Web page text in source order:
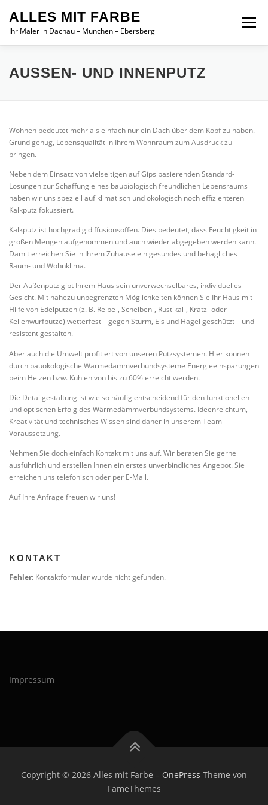
Inhalt
springen
ALLES MIT FARBE
Ihr Maler in Dachau – München – Ebersberg
Menü
STARTSEITE UNSERE LEISTUNGEN
AUSSEN- UND INNENPUTZ
Wohnen bedeutet mehr als einfach nur ein Dach über dem Kopf zu haben.
Grund genug, Lebensqualität in Ihrem Wohnraum zum Ausdruck zu
bringen.
Neben dem Einsatz von vielseitigen auf Gips basierenden Standard-
Lösungen zur Schaffung eines baubiologisch freundlichen Lebensraums
haben wir uns speziell auf klimatisch und ökologisch noch effizienteren
Kalkputz fokussiert.
Kalkputz ist hochgradig diffusionsoffen. Dies bedeutet, dass Feuchtigkeit in
großen Mengen aufgenommen und auch wieder abgegeben werden kann.
Damit erreichen Sie in Ihrem Zuhause ein gesundes und behagliches
Raum- und Wohnklima.
Der Außenputz gibt Ihrem Haus sein unverwechselbares, individuelles
Gesicht. Mit nahezu unbegrenzten Möglichkeiten können Sie Ihr Haus mit
Hilfe von Edelputzen (z. B. Reibe-, Scheiben-, Rustikal-, Kratz- oder
Kellenwurfputze) wetterfest – gegen Sturm, Eis und Hagel geschützt – und
resistent gestalten.
Aber auch die Umwelt profitiert von unseren Putzsystemen. Hier können
durch bauökologische Wärmedämmverbundsysteme Energieeinsparungen
beim Heizen bzw. Kühlen von bis zu 60% erreicht werden.
Die Detailgestaltung ist wie so häufig entscheidend für den funktionellen
und optischen Erfolg des Wärmedämmverbundsystems. Ideenreichtum,
Kreativität und technisches Wissen sind daher in unserem Team
Voraussetzung.
Nehmen Sie doch einfach Kontakt mit uns auf. Wir beraten Sie gerne
ausführlich und erstellen Ihnen ein erstes unverbindliches Angebot. Sie
erreichen uns telefonisch oder per E-Mail.
Auf Ihre Anfrage freuen wir uns!
KONTAKT
Fehler: Kontaktformular wurde nicht gefunden.
Impressum
Copyright © 2026 Alles mit Farbe – OnePress Theme von
FameThemes